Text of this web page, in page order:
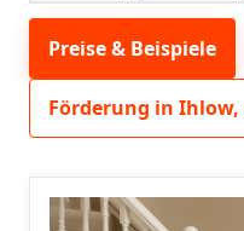
Preise & Beispiele
Förderung in